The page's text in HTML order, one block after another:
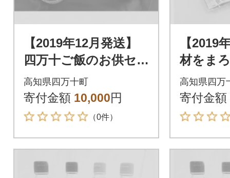
【2019年12月発送】
四万十ご飯のお供セ
ット Ess-01
高知県四万十町
寄付金額 10,000円
（0件）
【2019
材をま
四万十
し醤油
本 Ess-
高知県四万
寄付金額